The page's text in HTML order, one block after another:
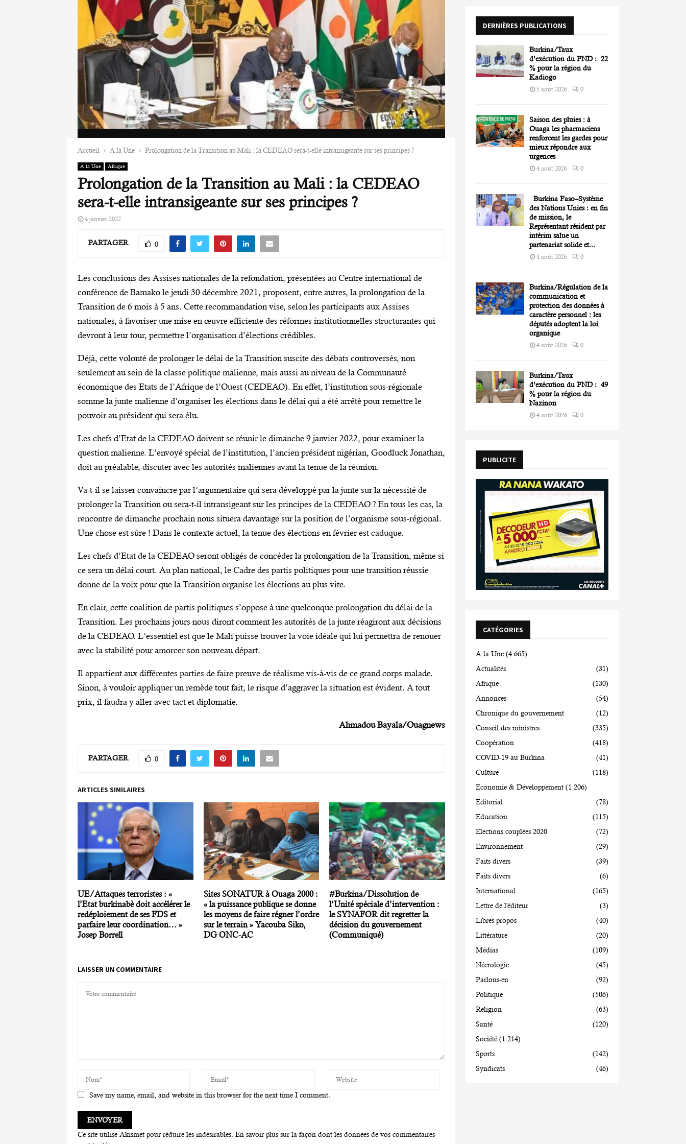
Accueil A la Une Prolongation de la Transition au Mali : la CEDEAO sera-t-elle intransigeante sur ses principes ?
A la Une Afrique
Prolongation de la Transition au Mali : la CEDEAO
sera-t-elle intransigeante sur ses principes ?
4 janvier 2022
PARTAGER 0
Les conclusions des Assises nationales de la refondation, présentées au Centre international de
conférence de Bamako le jeudi 30 décembre 2021, proposent, entre autres, la prolongation de la
Transition de 6 mois à 5 ans. Cette recommandation vise, selon les participants aux Assises
nationales, à favoriser une mise en œuvre efficiente des réformes institutionnelles structurantes qui
devront à leur tour, permettre l’organisation d’élections crédibles.
Déjà, cette volonté de prolonger le délai de la Transition suscite des débats controversés, non
seulement au sein de la classe politique malienne, mais aussi au niveau de la Communauté
économique des Etats de l’Afrique de l’Ouest (CEDEAO). En effet, l’institution sous-régionale
somme la junte malienne d’organiser les élections dans le délai qui a été arrêté pour remettre le
pouvoir au président qui sera élu.
Les chefs d’Etat de la CEDEAO doivent se réunir le dimanche 9 janvier 2022, pour examiner la
question malienne. L’envoyé spécial de l’institution, l’ancien président nigérian, Goodluck Jonathan,
doit au préalable, discuter avec les autorités maliennes avant la tenue de la réunion.
Va-t-il se laisser convaincre par l’argumentaire qui sera développé par la junte sur la nécessité de
prolonger la Transition ou sera-t-il intransigeant sur les principes de la CEDEAO ? En tous les cas, la
rencontre de dimanche prochain nous situera davantage sur la position de l’organisme sous-régional.
Une chose est sûre ! Dans le contexte actuel, la tenue des élections en février est caduque.
Les chefs d’Etat de la CEDEAO seront obligés de concéder la prolongation de la Transition, même si
ce sera un délai court. Au plan national, le Cadre des partis politiques pour une transition réussie
donne de la voix pour que la Transition organise les élections au plus vite.
En clair, cette coalition de partis politiques s’oppose à une quelconque prolongation du délai de la
Transition. Les prochains jours nous diront comment les autorités de la junte réagiront aux décisions
de la CEDEAO. L’essentiel est que le Mali puisse trouver la voie idéale qui lui permettra de renouer
avec la stabilité pour amorcer son nouveau départ.
Il appartient aux différentes parties de faire preuve de réalisme vis-à-vis de ce grand corps malade.
Sinon, à vouloir appliquer un remède tout fait, le risque d’aggraver la situation est évident. A tout
prix, il faudra y aller avec tact et diplomatie.
Ahmadou Bayala/Ouagnews
PARTAGER 0
ARTICLES SIMILAIRES
UE/Attaques terroristes : «
l’Etat burkinabè doit accélérer le
redéploiement de ses FDS et
parfaire leur coordination… »
Josep Borrell
Sites SONATUR à Ouaga 2000 :
« la puissance publique se donne
les moyens de faire régner l’ordre
sur le terrain » Yacouba Siko,
DG ONC-AC
#Burkina/Dissolution de
l’Unité spéciale d’intervention :
le SYNAFOR dit regretter la
décision du gouvernement
(Communiqué)
LAISSER UN COMMENTAIRE
Save my name, email, and website in this browser for the next time I comment.
Ce site utilise Akismet pour réduire les indésirables. En savoir plus sur la façon dont les données de vos commentaires
r
H
DERNIÈRES PUBLICATIONS
Burkina/Taux
d’exécution du PND : 22
% pour la région du
Kadiogo
5 août 2026 0
Saison des pluies : à
Ouaga les pharmaciens
renforcent les gardes pour
mieux répondre aux
urgences
4 août 2026 0
Burkina Faso–Système
des Nations Unies : en fin
de mission, le
Représentant résident par
intérim salue un
partenariat solide et...
4 août 2026 0
Burkina/Régulation de la
communication et
protection des données à
caractère personnel : les
députés adoptent la loi
organique
4 août 2026 0
Burkina/Taux
d’exécution du PND : 49
% pour la région du
Nazinon
4 août 2026 0
PUBLICITE
CATÉGORIES
A la Une (4 665)
Actualités
(31)
Afrique
(130)
Annonces
(54)
Chronique du gouvernement
(12)
Conseil des ministres
(335)
Coopération
(418)
COVID-19 au Burkina
(41)
Culture
(118)
Economie & Développement (1 206)
Editorial
(78)
Education
(115)
Elections couplées 2020
(72)
Environnement
(29)
Faits divers
(39)
Faits divers
(6)
International
(165)
Lettre de l'éditeur
(3)
Libres propos
(40)
Littérature
(20)
Médias
(109)
Nécrologie
(45)
Parlons-en
(92)
Politique
(506)
Religion
(63)
Santé
(120)
Société (1 214)
Sports
(142)
Syndicats
(46)